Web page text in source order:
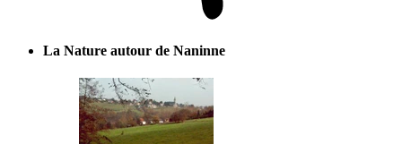
La Nature autour de Naninne